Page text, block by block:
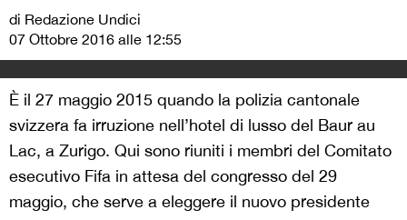
di Redazione Undici
07 Ottobre 2016 alle 12:55
È il 27 maggio 2015 quando la polizia cantonale
svizzera fa irruzione nell’hotel di lusso del Baur au
Lac, a Zurigo. Qui sono riuniti i membri del Comitato
esecutivo Fifa in attesa del congresso del 29
maggio, che serve a eleggere il nuovo presidente